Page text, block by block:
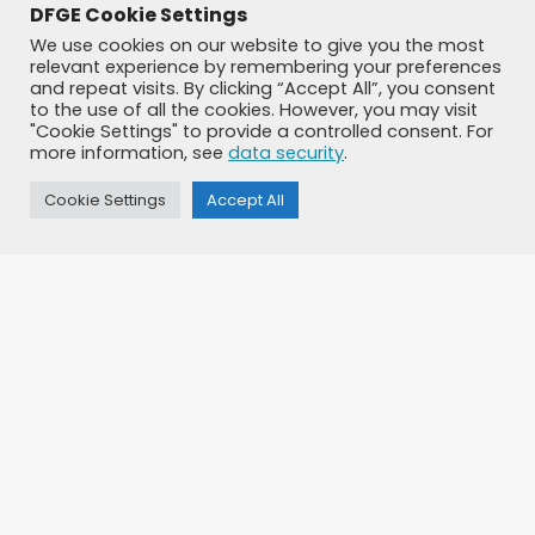
← 1 … 5 6 7 8 9 →
DFGE Cookie Settings
We use cookies on our website to give you the most
relevant experience by remembering your preferences
and repeat visits. By clicking “Accept All”, you consent
to the use of all the cookies. However, you may visit
"Cookie Settings" to provide a controlled consent. For
more information, see data security.
Cookie Settings Accept All